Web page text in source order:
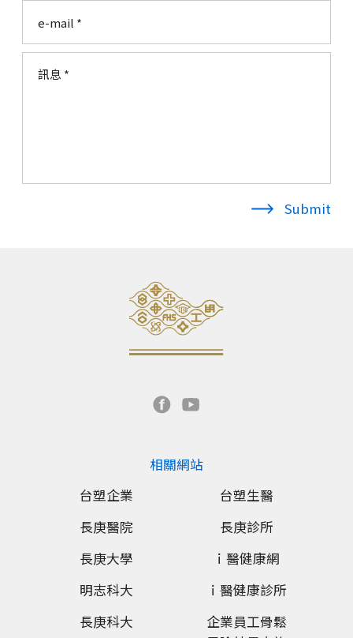
Submit
相關網站
台塑企業
台塑生醫
長庚醫院
長庚診所
長庚大學
ｉ醫健康網
明志科大
ｉ醫健康診所
長庚科大
企業員工骨鬆